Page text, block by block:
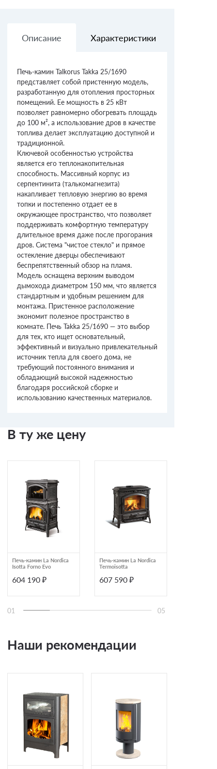
Описание Характеристики
Печь-камин Talkorus Takka 25/1690
представляет собой пристенную модель,
разработанную для отопления просторных
помещений. Ее мощность в 25 кВт
позволяет равномерно обогревать площадь
до 100 м², а использование дров в качестве
топлива делает эксплуатацию доступной и
традиционной.
Ключевой особенностью устройства
является его теплонакопительная
способность. Массивный корпус из
серпентинита (талькомагнезита)
накапливает тепловую энергию во время
топки и постепенно отдает ее в
окружающее пространство, что позволяет
поддерживать комфортную температуру
длительное время даже после прогорания
дров. Система "чистое стекло" и прямое
остекление дверцы обеспечивают
беспрепятственный обзор на пламя.
Модель оснащена верхним выводом
дымохода диаметром 150 мм, что является
стандартным и удобным решением для
монтажа. Пристенное расположение
экономит полезное пространство в
комнате. Печь Takka 25/1690 — это выбор
для тех, кто ищет основательный,
эффективный и визуально привлекательный
источник тепла для своего дома, не
требующий постоянного внимания и
обладающий высокой надежностью
благодаря российской сборке и
использованию качественных материалов.
В ту же цену
Печь-камин La Nordica
Isotta Forno Evo
604 190 ₽
Печь-камин La Nordica
Termoisotta
607 590 ₽
01 05
Наши рекомендации